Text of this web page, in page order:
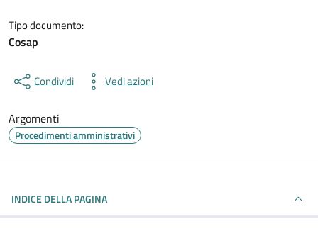
Tipo documento:
Cosap
Condividi Vedi azioni
Argomenti
Procedimenti amministrativi
INDICE DELLA PAGINA